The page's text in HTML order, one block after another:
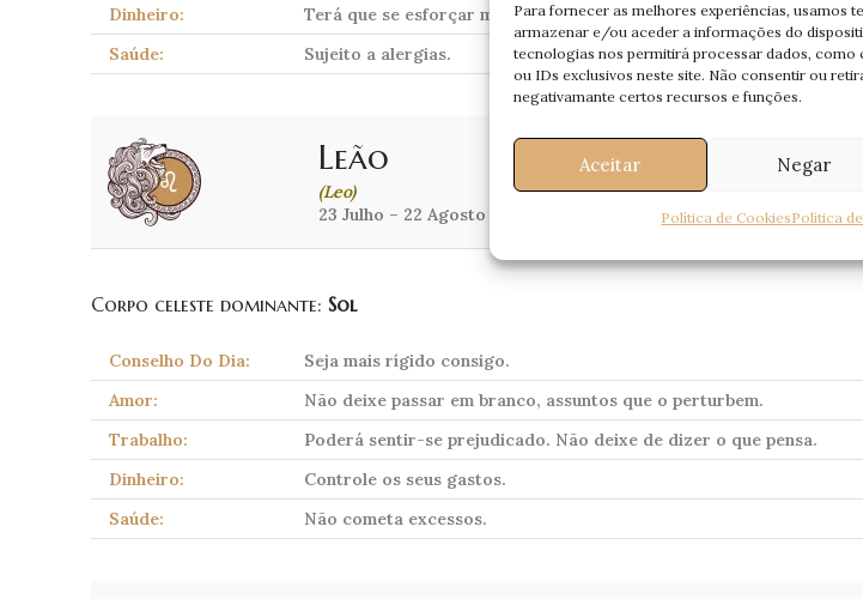
Para fornecer as melhores experiências, usamos
armazenar e/ou aceder a informações do
tecnologias nos permitirá processar dados, como
ou IDs exclusivos neste site. Não consentir ou
negativamante certos recursos e funções.
Aceitar Negar
Política de CookiesPolítica
Dinheiro:
Terá que se esforçar mais receber o que é seu.
Saúde:
Sujeito a alergias.
Leão
(Leo)
23 Julho – 22 Agosto
Corpo celeste dominante: Sol
Conselho Do Dia:
Seja mais rígido consigo.
Amor:
Não deixe passar em branco, assuntos que o perturbem.
Trabalho:
Poderá sentir-se prejudicado. Não deixe de dizer o que pensa.
Dinheiro:
Controle os seus gastos.
Saúde:
Não cometa excessos.